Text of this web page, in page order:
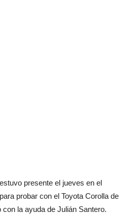
presente el jueves en el
probar con el Toyota Corolla de
la ayuda de Julián Santero.